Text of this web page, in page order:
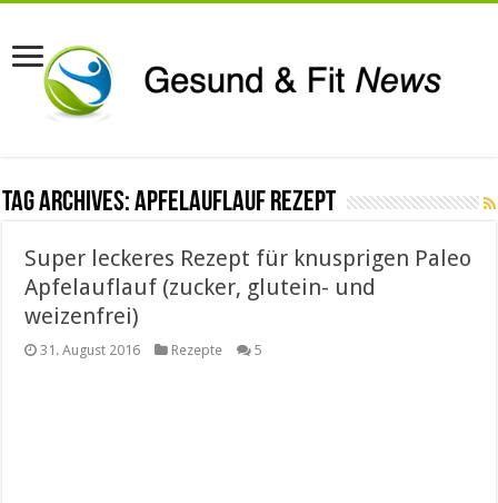
Tag Archives:Apfelauflauf Rezept
Super leckeres Rezept für knusprigen Paleo
Apfelauflauf (zucker, glutein- und
weizenfrei)
31. August 2016 Rezepte 5